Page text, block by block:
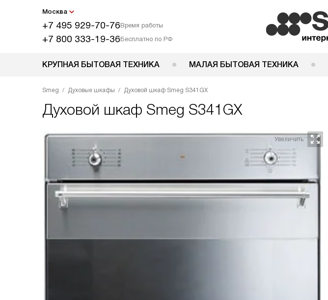
Москва
+7 495 929-70-76Время работы
+7 800 333-19-36Бесплатно по РФ
КРУПНАЯ БЫТОВАЯ ТЕХНИКА МАЛАЯ БЫТОВАЯ ТЕХНИКА
Smeg Духовые шкафы Духовой шкаф Smeg S341GX
Духовой шкаф Smeg S341GX